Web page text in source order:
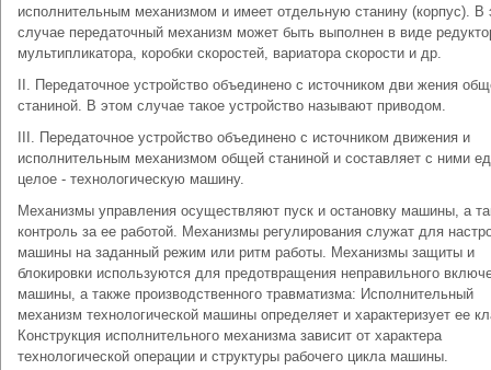
исполнительным механизмом и имеет отдельную станину (корпус). В
случае передаточный механизм может быть выполнен в виде
мультипликатора, коробки скоростей, вариатора скорости и др.
II. Передаточное устройство объединено с источником дви жения
станиной. В этом случае такое устройство называют приводом.
III. Передаточное устройство объединено с источником движения и
исполнительным механизмом общей станиной и составляет с ними
целое - технологическую машину.
Механизмы управления осуществляют пуск и остановку машины, а
контроль за ее работой. Механизмы регулирования служат для
машины на заданный режим или ритм работы. Механизмы защиты и
блокировки используются для предотвращения неправильного
машины, а также производственного травматизма: Исполнительный
механизм технологической машины определяет и характеризует ее
Конструкция исполнительного механизма зависит от характера
технологической операции и структуры рабочего цикла машины.